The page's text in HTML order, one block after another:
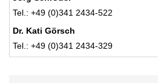
Tel.: +49 (0)341 2434-522
Dr. Kati Görsch
Tel.: +49 (0)341 2434-329